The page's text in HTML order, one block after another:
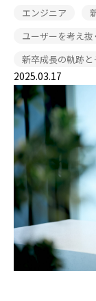
エンジニア
ユーザーを考え抜
新卒成長の軌跡と
2025.03.17